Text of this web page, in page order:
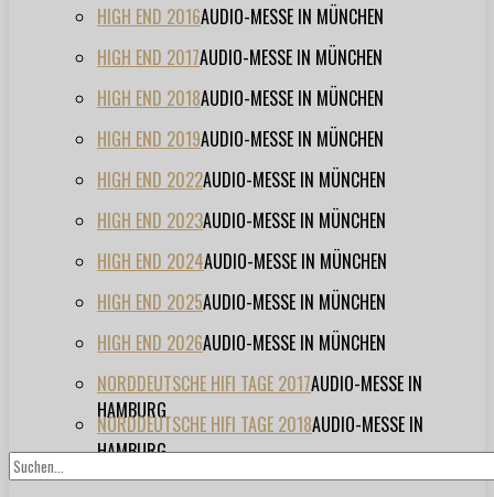
HIGH END 2016AUDIO-MESSE IN MÜNCHEN
HIGH END 2017AUDIO-MESSE IN MÜNCHEN
HIGH END 2018AUDIO-MESSE IN MÜNCHEN
HIGH END 2019AUDIO-MESSE IN MÜNCHEN
HIGH END 2022AUDIO-MESSE IN MÜNCHEN
HIGH END 2023AUDIO-MESSE IN MÜNCHEN
HIGH END 2024AUDIO-MESSE IN MÜNCHEN
HIGH END 2025AUDIO-MESSE IN MÜNCHEN
HIGH END 2026AUDIO-MESSE IN MÜNCHEN
NORDDEUTSCHE HIFI TAGE 2017AUDIO-MESSE IN
HAMBURG
NORDDEUTSCHE HIFI TAGE 2018AUDIO-MESSE IN
HAMBURG